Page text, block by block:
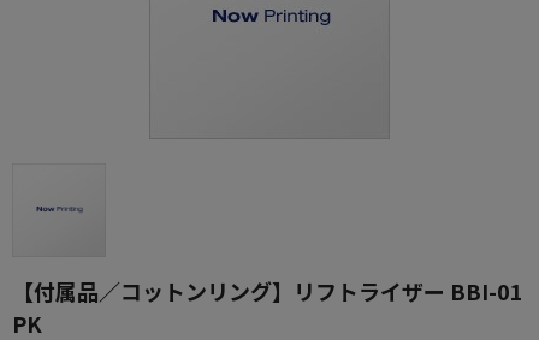
【付属品／コットンリング】リフトライザー BBI-01
PK